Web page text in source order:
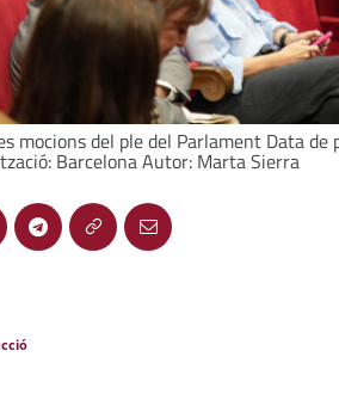
mocions del ple del Parlament Data de
Barcelona Autor: Marta Sierra